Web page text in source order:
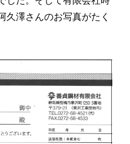
久澤さんのお写真がたく